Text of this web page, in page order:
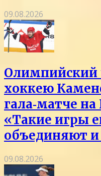
09.08.2026
Олимпийский
хоккею
гала‑матче
«Такие игры
объединяют и
09.08.2026